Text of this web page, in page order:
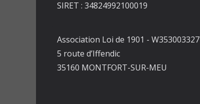
SIRET : 34824992100019
Association Loi de 1901 - W353003327
5 route d’Iffendic
35160 MONTFORT-SUR-MEU